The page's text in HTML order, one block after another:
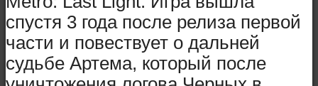
спустя 3 года после релиза первой
части и повествует о дальней
судьбе Артема, который после